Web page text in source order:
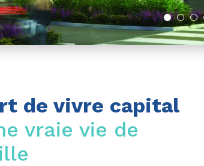
de vivre capital
vraie vie de